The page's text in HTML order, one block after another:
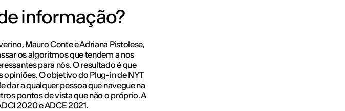
informação?
Mauro Conte e Adriana Pistolese,
os algoritmos que tendem a nos
para nós. O resultado é que
O objetivo do Plug-in de NYT
dar a qualquer pessoa que navegue na
pontos de vista que não o próprio. A
2020 e ADCE 2021.